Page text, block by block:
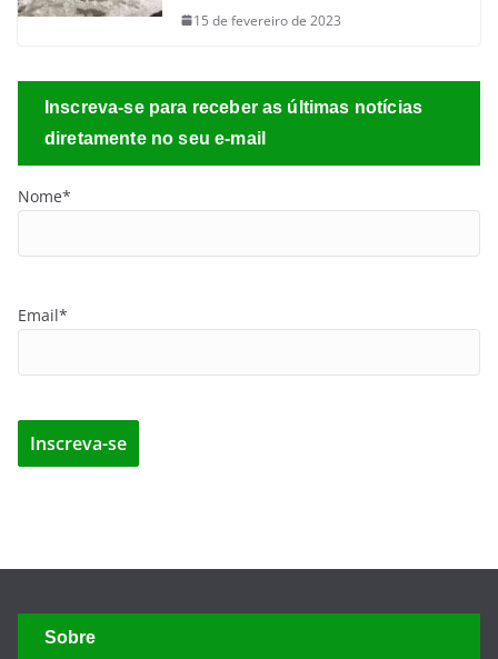
15 de fevereiro de 2023
Inscreva-se para receber as últimas notícias
diretamente no seu e-mail
Nome*
Email*
Sobre